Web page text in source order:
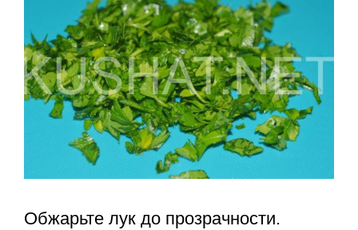
Обжарьте лук до прозрачности.